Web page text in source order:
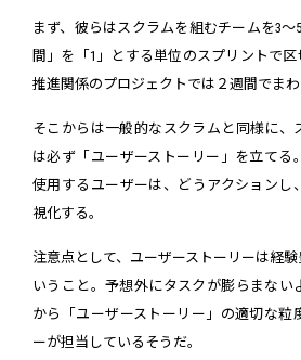
まず、彼らはスクラムを組むチームを3
間」を「1」とする単位のスプリントで
推進関係のプロジェクトでは２週間でまわ
そこからは一般的なスクラムと同様に、
は必ず「ユーザーストーリー」を立てる
使用するユーザーは、どうアクションし
視化する。
注意点として、ユーザーストーリーは経
いうこと。予想外にタスクが膨らまない
から「ユーザーストーリー」の適切な粒
ーが担当しているそうだ。